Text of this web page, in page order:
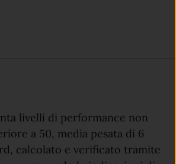
livelli di performance non
a 50, media pesata di 6
calcolato e verificato tramite